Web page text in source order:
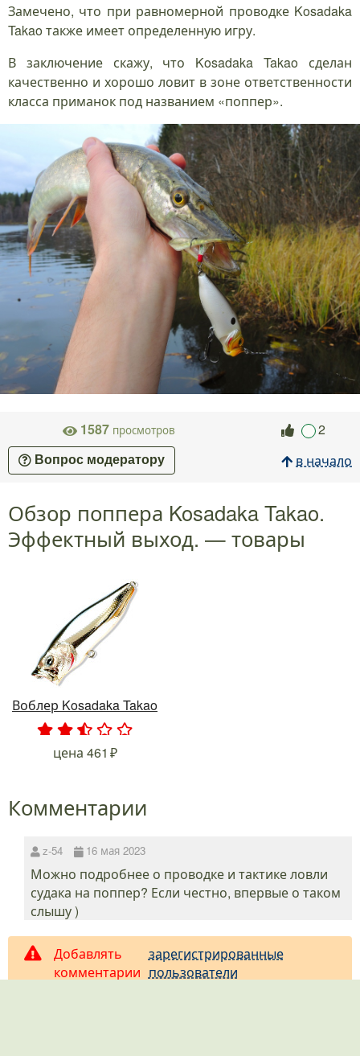
Замечено, что при равномерной проводке Kosadaka
Takao также имеет определенную игру.
В заключение скажу, что Kosadaka Takao сделан
качественно и хорошо ловит в зоне ответственности
класса приманок под названием «поппер».
1587 просмотров 2
Вопрос модератору в начало
Обзор поппера Kosadaka Takao.
Эффектный выход. — товары
Воблер Kosadaka Takao
. .
цена 461
Комментарии
z-54 16 мая 2023
Можно подробнее о проводке и тактике ловли
судака на поппер? Если честно, впервые о таком
слышу )
Добавлять
комментарии
зарегистрированные
пользователи